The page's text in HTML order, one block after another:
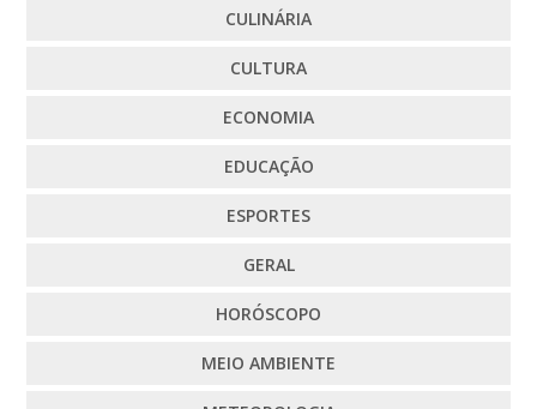
CULINÁRIA
CULTURA
ECONOMIA
EDUCAÇÃO
ESPORTES
GERAL
HORÓSCOPO
MEIO AMBIENTE